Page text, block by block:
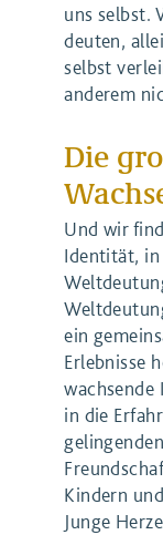
uns selbst.
deuten,
selbst
anderem
Die
Und wir
Identität, in
ein
Erlebnisse
in die
Kindern
Junge